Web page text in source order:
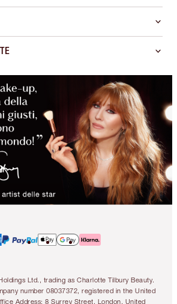
Ltd., trading as Charlotte Tilbury Beauty.
number 08037372, registered in the United
Address: 8 Surrey Street, London, United